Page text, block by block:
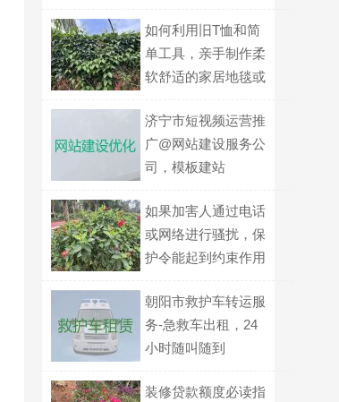
如何利用旧T恤和简
单工具，亲手制作柔
软舒适的家居地毯或
济宁市短视频运营推
广@网站建设服务公
司，模板建站
如果加害人通过电话
或网络进行骚扰，保
护令能起到约束作用
朝阳市救护车转运服
务-急救车出租，24
小时随叫随到
装修贷款额度必读指